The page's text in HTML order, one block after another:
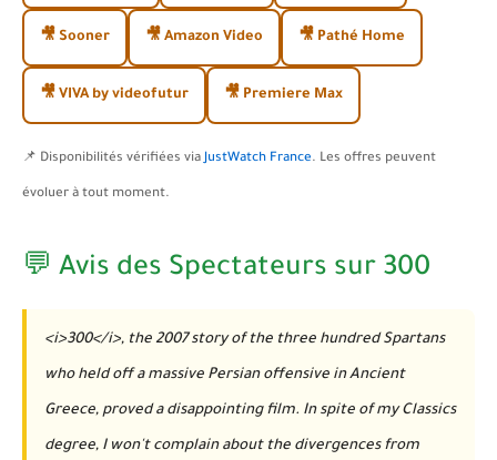
🎥 Sooner 🎥 Amazon Video 🎥 Pathé Home
🎥 VIVA by videofutur 🎥 Premiere Max
📌 Disponibilités vérifiées viaJustWatch France. Les offres peuvent
évoluer à tout moment.
💬 Avis des Spectateurs sur 300
<i>300</i>, the 2007 story of the three hundred Spartans
who held off a massive Persian offensive in Ancient
Greece, proved a disappointing film. In spite of my Classics
degree, I won't complain about the divergences from